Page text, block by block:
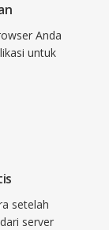
Anda
untuk
setelah
server